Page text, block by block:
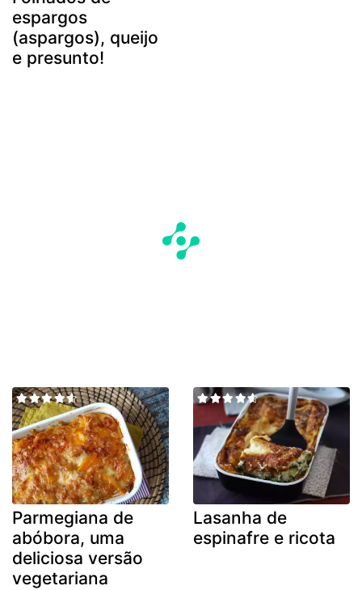
espargos
(aspargos), queijo
e presunto!
Parmegiana de
abóbora, uma
deliciosa versão
vegetariana
Lasanha de
espinafre e ricota